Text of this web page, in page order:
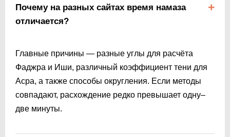
Почему на разных сайтах время намаза
отличается?
Главные причины — разные углы для расчёта
Фаджра и Иши, различный коэффициент тени для
Асра, а также способы округления. Если методы
совпадают, расхождение редко превышает одну–
две минуты.